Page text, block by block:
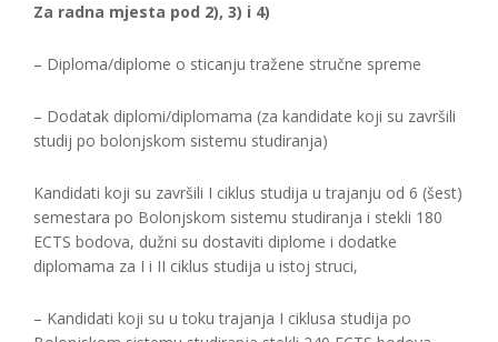
Za radna mjesta pod 2), 3) i 4)
– Diploma/diplome o sticanju tražene stručne spreme
– Dodatak diplomi/diplomama (za kandidate koji su završili
studij po bolonjskom sistemu studiranja)
Kandidati koji su završili I ciklus studija u trajanju od 6 (šest)
semestara po Bolonjskom sistemu studiranja i stekli 180
ECTS bodova, dužni su dostaviti diplome i dodatke
diplomama za I i II ciklus studija u istoj struci,
– Kandidati koji su u toku trajanja I ciklusa studija po